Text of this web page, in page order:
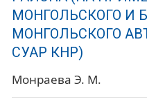
МОНГОЛЬСКОГО И
МОНГОЛЬСКОГО
СУАР КНР)
Монраева Э. М.